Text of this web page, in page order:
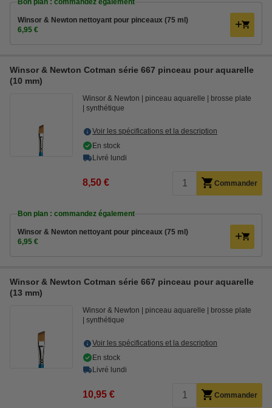
Bon plan : commandez également
Winsor & Newton nettoyant pour pinceaux (75 ml)
6,95 €
Winsor & Newton Cotman série 667 pinceau pour aquarelle
(10 mm)
Winsor & Newton pinceau aquarelle
brosse plate
synthétique
Voir les spécifications et la description
En stock
Livré lundi
8,50 € Commander
Bon plan : commandez également
Winsor & Newton nettoyant pour pinceaux (75 ml)
6,95 €
Winsor & Newton Cotman série 667 pinceau pour aquarelle
(13 mm)
Winsor & Newton pinceau aquarelle
brosse plate
synthétique
Voir les spécifications et la description
En stock
Livré lundi
10,95 € Commander